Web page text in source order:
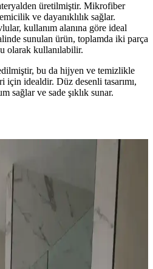
üretilmiştir. Mikrofiber
ve dayanıklılık sağlar.
kullanım alanına göre ideal
sunulan ürün, toplamda iki parça
olarak kullanılabilir.
bu da hijyen ve temizlikle
idealdir. Düz desenli tasarımı,
sağlar ve sade şıklık sunar.
Yöntemleri
mobilya alımı, ekonomik ve özgün
Doğru seçim, temizlik ve stil
Yöntemleri ve